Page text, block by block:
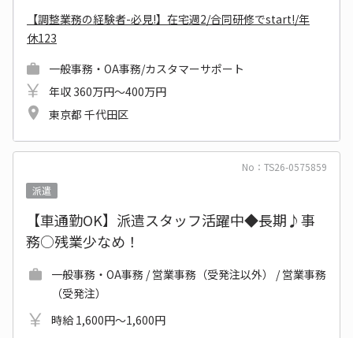
【調整業務の経験者-必見!】在宅週2/合同研修でstart!/年
休123
一般事務・OA事務/カスタマーサポート
年収 360万円～400万円
東京都 千代田区
No：TS26-0575859
派遣
【車通勤OK】派遣スタッフ活躍中◆長期♪事
務○残業少なめ！
一般事務・OA事務 / 営業事務（受発注以外） / 営業事務
（受発注）
時給 1,600円～1,600円